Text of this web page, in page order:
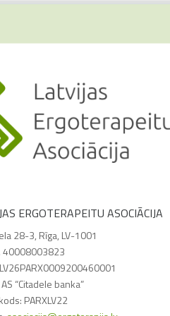
ERGOTERAPEITU ASOCIĀCIJA
28-3, Rīga, LV-1001
40008003823
“Citadele banka”
PARXLV22